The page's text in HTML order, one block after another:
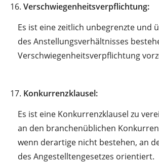
16. Verschwiegenheitsverpflichtung:
Es ist eine zeitlich unbegrenzte und
des Anstellungsverhältnisses
Verschwiegenheitsverpflichtung
17. Konkurrenzklausel:
Es ist eine Konkurrenzklausel zu
an den branchenüblichen
wenn derartige nicht bestehen, an
des Angestelltengesetzes orientiert.